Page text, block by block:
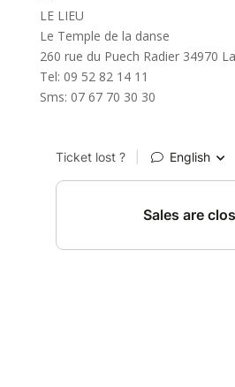
LE LIEU
Le Temple de la danse
260 rue du Puech Radier 34970
Tel: 09 52 82 14 11
Sms: 07 67 70 30 30